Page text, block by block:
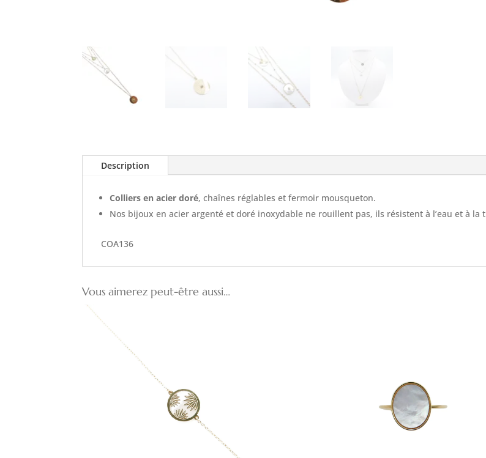
Description
Colliers en acier doré, chaînes réglables et fermoir mousqueton.
Nos bijoux en acier argenté et doré inoxydable ne rouillent pas, ils résistent à l’eau et à la
COA136
Vous aimerez peut-être aussi…